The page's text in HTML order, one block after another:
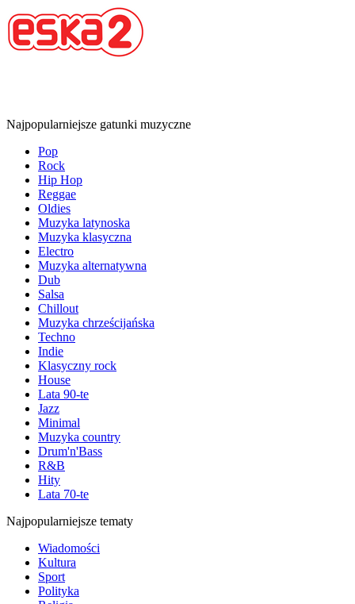
Najpopularniejsze gatunki muzyczne
Pop
Rock
Hip Hop
Reggae
Oldies
Muzyka latynoska
Muzyka klasyczna
Electro
Muzyka alternatywna
Dub
Salsa
Chillout
Muzyka chrześcijańska
Techno
Indie
Klasyczny rock
House
Lata 90-te
Jazz
Minimal
Muzyka country
Drum'n'Bass
R&B
Hity
Lata 70-te
Najpopularniejsze tematy
Wiadomości
Kultura
Sport
Polityka